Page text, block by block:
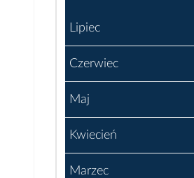
Lipiec
Czerwiec
Maj
Kwiecień
Marzec